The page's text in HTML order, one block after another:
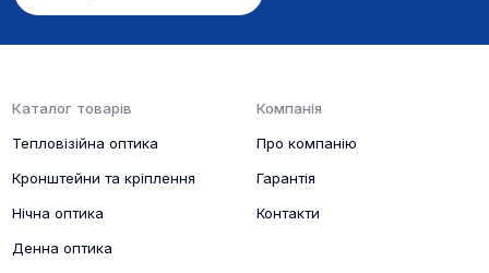
Каталог товарів
Тепловізійна оптика
Кронштейни та кріплення
Нічна оптика
Денна оптика
Компанія
Про компанію
Гарантія
Контакти